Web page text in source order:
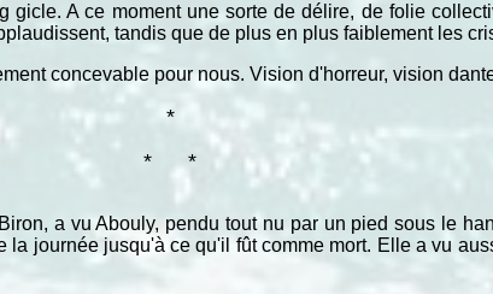
gicle. A ce moment une sorte de délire, de folie
tandis que de plus en plus faiblement les
concevable pour nous. Vision d'horreur, vision
*
*
*
a vu Abouly, pendu tout nu par un pied sous le
la journée jusqu'à ce qu'il fût comme mort. Elle a vu